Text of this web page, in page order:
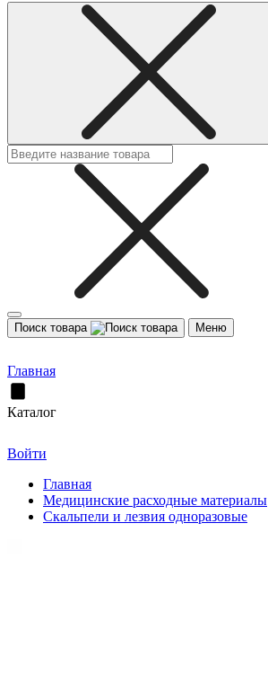
Поиск товара Меню
Главная
Каталог
Войти
Главная
Медицинские расходные материалы
Скальпели и лезвия одноразовые